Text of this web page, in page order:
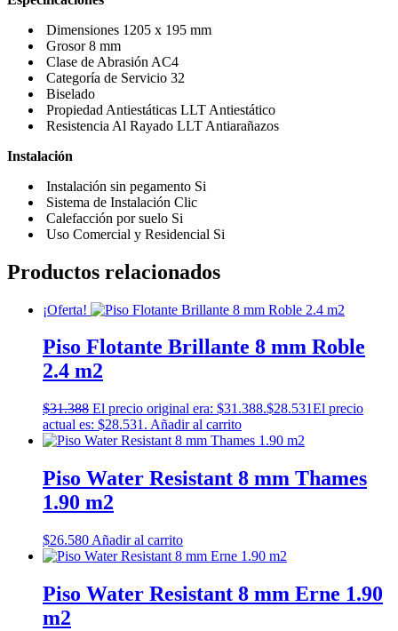
Dimensiones 1205 x 195 mm
Grosor 8 mm
Clase de Abrasión AC4
Categoría de Servicio 32
Biselado
Propiedad Antiestáticas LLT Antiestático
Resistencia Al Rayado LLT Antiarañazos
Instalación
Instalación sin pegamento Si
Sistema de Instalación Clic
Calefacción por suelo Si
Uso Comercial y Residencial Si
Productos relacionados
¡Oferta!
Piso Flotante Brillante 8 mm Roble
2.4 m2
$31.388 El precio original era: $31.388.$28.531El precio
actual es: $28.531. Añadir al carrito
Piso Water Resistant 8 mm Thames
1.90 m2
$26.580 Añadir al carrito
Piso Water Resistant 8 mm Erne 1.90
m2